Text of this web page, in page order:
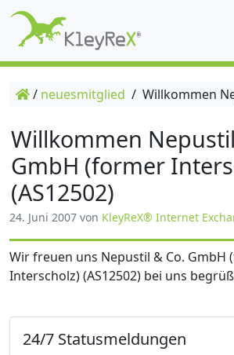
/ neuesmitglied / Willkommen
Willkommen
GmbH (former
(AS12502)
24. Juni 2007 von KleyReX® Internet
Wir freuen uns Nepustil & Co. GmbH
Interscholz) (AS12502) bei uns
24/7 Statusmeldungen